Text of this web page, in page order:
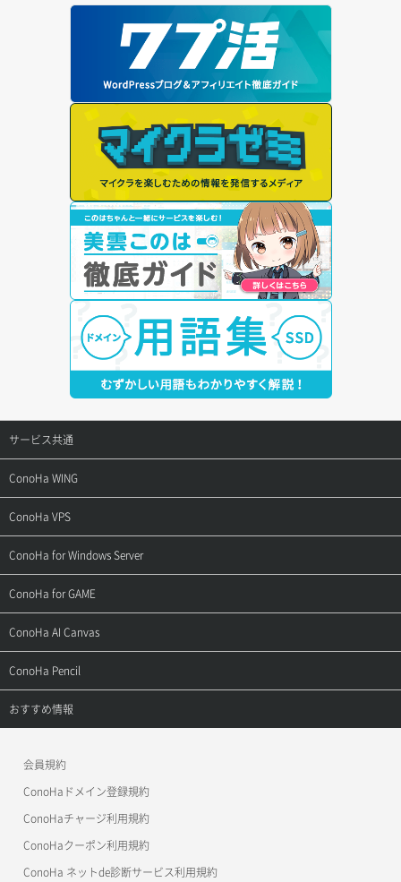
サービス共通
サポートトップ
ご契約・お支払い
用語集
お問い合わせ
ConoHa WING
サポートトップ
ご利用ガイド
お乗り換えガイド
よくある質問
ConoHa VPS
サポートトップ
ご利用ガイド
APIドキュメントVPS2.0
APIドキュメントVPS3.0
ConoHa for Windows Server
サポートトップ
ご利用ガイド
APIドキュメントVPS2.0
APIドキュメントVPS3.0
ConoHa for GAME
サポートトップ
ご利用ガイド
ConoHa AI Canvas
サポートトップ
ご利用ガイド
ConoHa Pencil
サポートトップ
おすすめ情報
美雲このは徹底ガイド
会員規約
ConoHaドメイン登録規約
ConoHaチャージ利用規約
ConoHaクーポン利用規約
ConoHa ネットde診断サービス利用規約